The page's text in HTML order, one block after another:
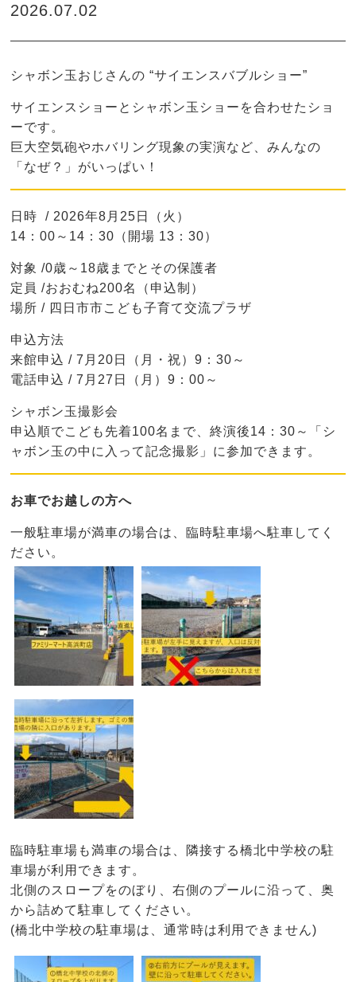
2026.07.02
シャボン玉おじさんの “サイエンスバブルショー”
サイエンスショーとシャボン玉ショーを合わせたショ
ーです。
巨大空気砲やホバリング現象の実演など、みんなの
「なぜ？」がいっぱい！
日時 / 2026年8月25日（火）
14：00～14：30（開場 13：30）
対象 /0歳～18歳までとその保護者
定員 /おおむね200名（申込制）
場所 / 四日市市こども子育て交流プラザ
申込方法
来館申込 / 7月20日（月・祝）9：30～
電話申込 / 7月27日（月）9：00～
シャボン玉撮影会
申込順でこども先着100名まで、終演後14：30～「シ
ャボン玉の中に入って記念撮影」に参加できます。
お車でお越しの方へ
一般駐車場が満車の場合は、臨時駐車場へ駐車してく
ださい。
臨時駐車場も満車の場合は、隣接する橋北中学校の駐
車場が利用できます。
北側のスロープをのぼり、右側のプールに沿って、奥
から詰めて駐車してください。
(橋北中学校の駐車場は、通常時は利用できません)